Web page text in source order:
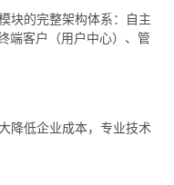
块的完整架构体系：自主
端客户（用户中心）、管
降低企业成本，专业技术